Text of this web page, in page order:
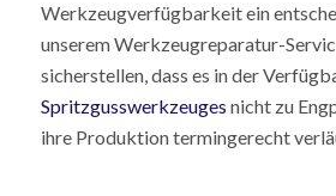
Werkzeugverfügbarkeit ein
unserem Werkzeugreparatur-
sicherstellen, dass es in der
Spritzgusswerkzeuges nicht zu
ihre Produktion termingerecht